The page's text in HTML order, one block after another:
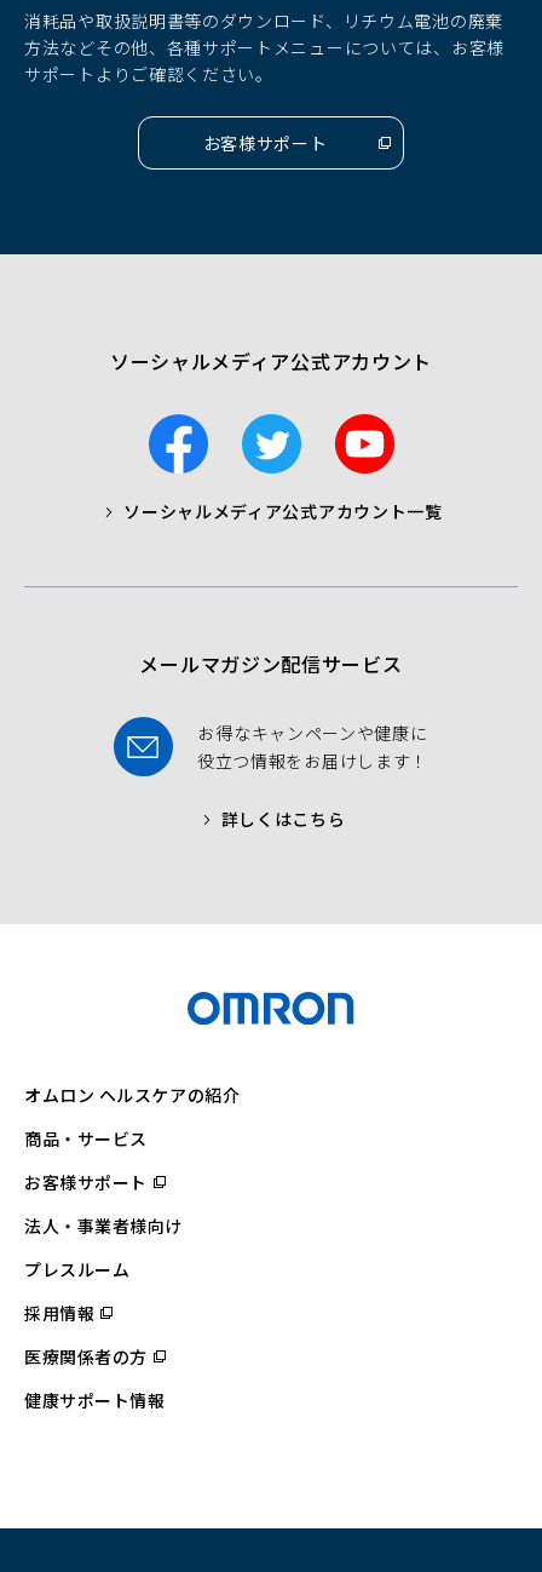
ド
ウ
で
開
ド
ウ
く）
ド
消耗品や取扱説明書等のダウンロード、リチウム電池の廃棄
方法などその他、各種サポートメニューについては、お客様
サポートよりご確認ください。
お客様サポート
（別
ウ
ウ
ソーシャルメディア公式アカウント
F
a
a
o
T
w
t
r
Y
o
t
e
ソーシャルメディア公式アカウント一覧
メールマガジン配信サービス
お得なキャンペーンや健康に
役立つ情報をお届けします！
詳しくはこちら
オムロン ヘルスケアの紹介
商品・サービス
お客様サポート （別
ィ
ン
法人・事業者様向け
プレスルーム
採用情報 （別
ィ
ン
ウ
医療関係者の方 （別
ィ
ン
健康サポート情報